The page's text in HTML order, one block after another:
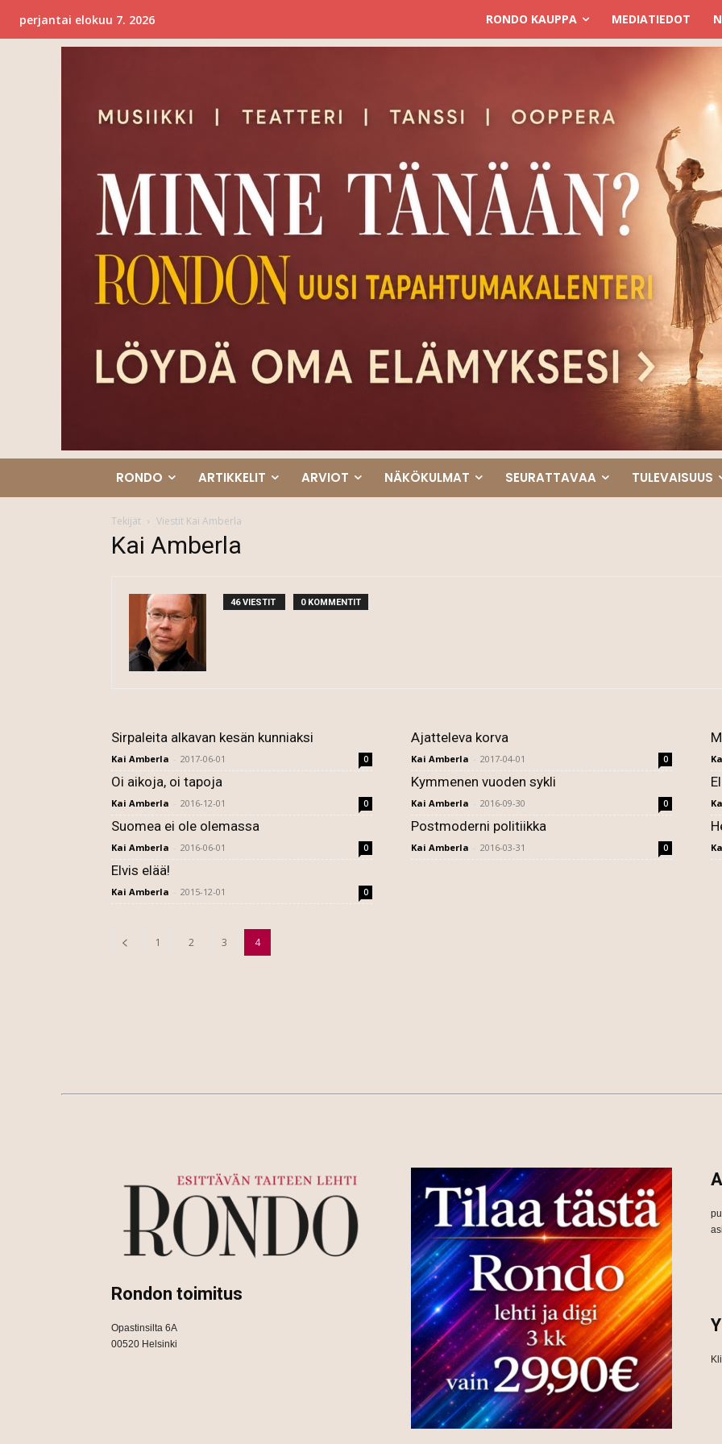
perjantai elokuu 7. 2026 RONDO KAUPPA MEDIATIEDOT
RONDO ARTIKKELIT ARVIOT NÄKÖKULMAT SEURATTAVAA TULEVAISUUS
Tekijät Viestit Kai Amberla
Kai Amberla
46 VIESTIT 0 KOMMENTIT
Sirpaleita alkavan kesän kunniaksi
Kai Amberla - 2017-06-01 0
Ajatteleva korva
Kai Amberla - 2017-04-01 0
Oi aikoja, oi tapoja
Kai Amberla - 2016-12-01 0
Kymmenen vuoden sykli
Kai Amberla - 2016-09-30 0
Suomea ei ole olemassa
Kai Amberla - 2016-06-01 0
Postmoderni politiikka
Kai Amberla - 2016-03-31 0
Elvis elää!
Kai Amberla - 2015-12-01 0
1 2 3 4
Rondon toimitus
Opastinsilta 6A
00520 Helsinki